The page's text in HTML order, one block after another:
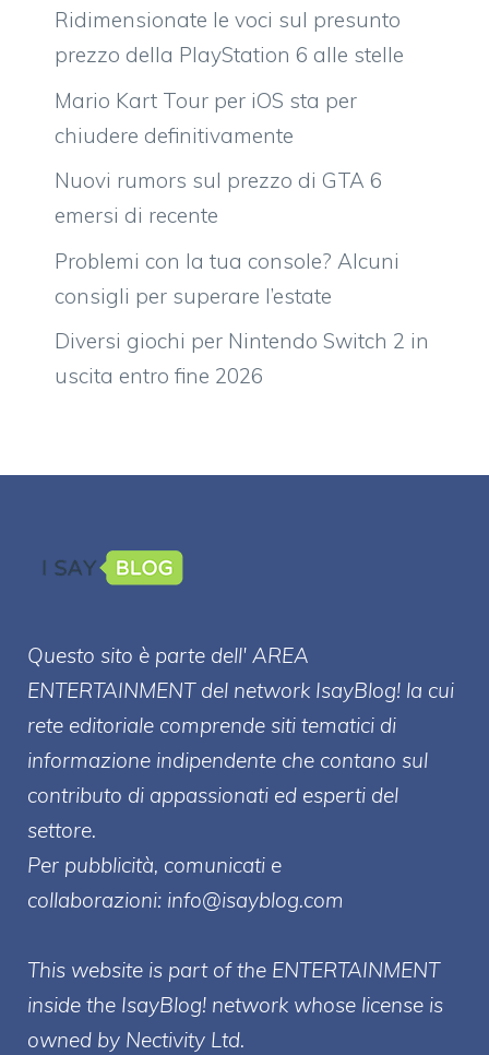
Ridimensionate le voci sul presunto
prezzo della PlayStation 6 alle stelle
Mario Kart Tour per iOS sta per
chiudere definitivamente
Nuovi rumors sul prezzo di GTA 6
emersi di recente
Problemi con la tua console? Alcuni
consigli per superare l’estate
Diversi giochi per Nintendo Switch 2 in
uscita entro fine 2026
Questo sito è parte dell' AREA
ENTERTAINMENT del network IsayBlog! la cui
rete editoriale comprende siti tematici di
informazione indipendente che contano sul
contributo di appassionati ed esperti del
settore.
Per pubblicità, comunicati e
collaborazioni: info@isayblog.com
This website is part of the ENTERTAINMENT
inside the IsayBlog! network whose license is
owned by Nectivity Ltd.